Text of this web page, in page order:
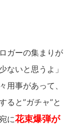
ガーの集まりが
ないと思うよ」
用事があって、
ると”ガチャ”と
に花束爆弾が